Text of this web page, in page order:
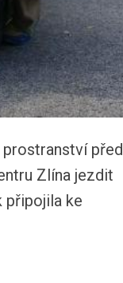
před
Zlína jezdit
připojila ke